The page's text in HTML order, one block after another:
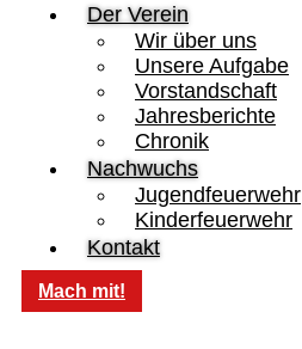
Der Verein
Wir über uns
Unsere Aufgabe
Vorstandschaft
Jahresberichte
Chronik
Nachwuchs
Jugendfeuerwehr
Kinderfeuerwehr
Kontakt
Mach mit!